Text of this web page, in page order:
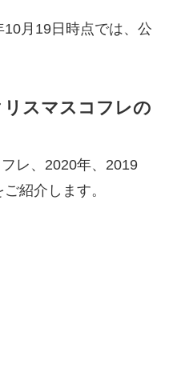
月19日時点では、公
スマスコフレの
レ、2020年、2019
紹介します。